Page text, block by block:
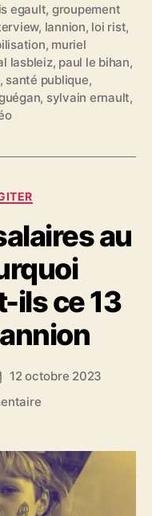
egault, groupement
, lannion, loi rist,
, muriel
lasbleiz, paul le bihan,
, santé publique,
, sylvain ernault,
au
ils ce 13
12 octobre 2023
s
[
V
i
d